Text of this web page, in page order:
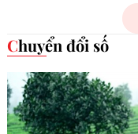
Chuyển đổi số